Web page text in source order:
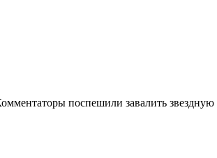
поспешили завалить